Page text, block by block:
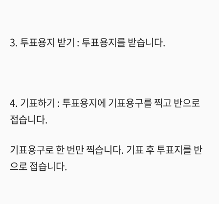
3. 투표용지 받기 : 투표용지를 받습니다.
4. 기표하기 : 투표용지에 기표용구를 찍고 반으로
접습니다.
기표용구로 한 번만 찍습니다. 기표 후 투표지를 반
으로 접습니다.